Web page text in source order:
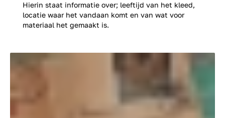
Hierin staat informatie over; leeftijd van het kleed,
locatie waar het vandaan komt en van wat voor
materiaal het gemaakt is.